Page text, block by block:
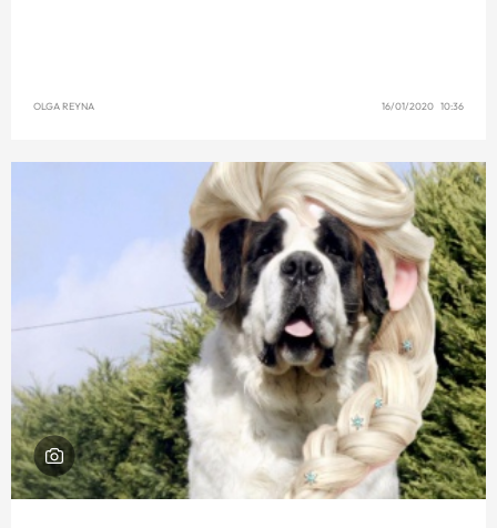
OLGA REYNA 16/01/2020 10:36